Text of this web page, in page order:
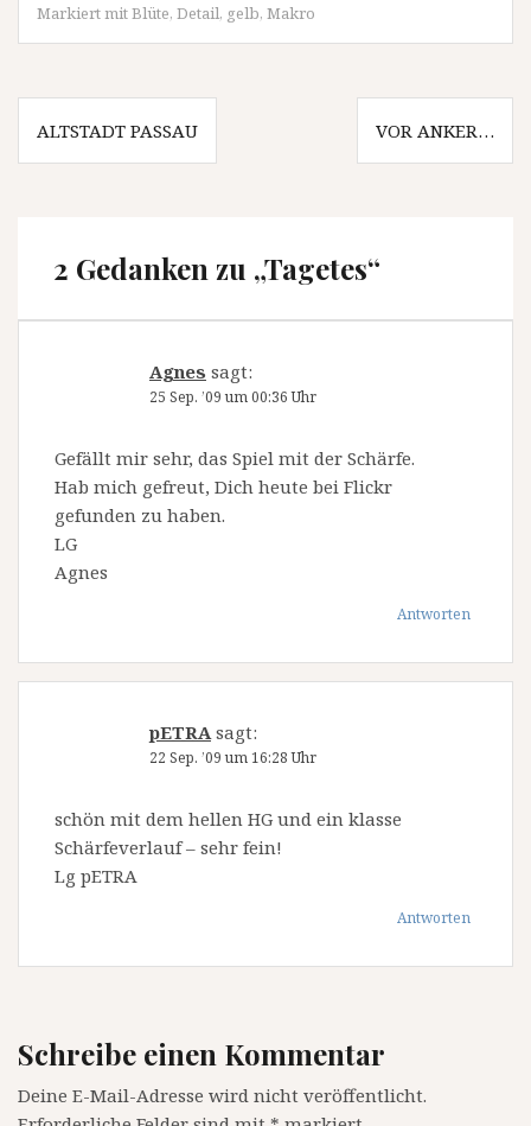
Markiert mitBlüte, Detail, gelb, Makro
Beitragsnavigation
ALTSTADT PASSAU VOR ANKER…
2 Gedanken zu „Tagetes“
Agnes sagt:
25 Sep. ’09 um 00:36 Uhr
Gefällt mir sehr, das Spiel mit der Schärfe.
Hab mich gefreut, Dich heute bei Flickr
gefunden zu haben.
LG
Agnes
Antworten
pETRA sagt:
22 Sep. ’09 um 16:28 Uhr
schön mit dem hellen HG und ein klasse
Schärfeverlauf – sehr fein!
Lg pETRA
Antworten
Schreibe einen Kommentar
Deine E-Mail-Adresse wird nicht veröffentlicht.